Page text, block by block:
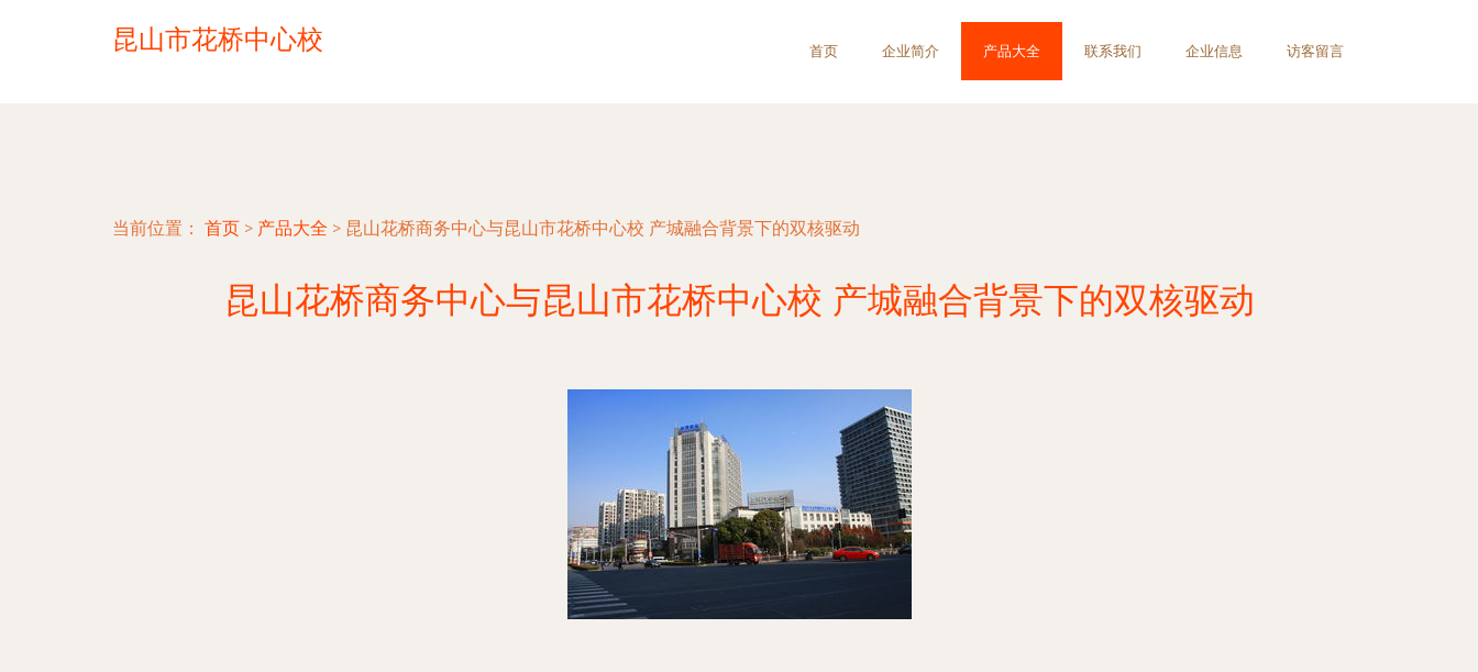
昆山市花桥中心校 首页 企业简介 产品大全 联系我们 企业信息 访客留言
当前位置： 首页 > 产品大全 > 昆山花桥商务中心与昆山市花桥中心校 产城融合背景下的双核驱动
昆山花桥商务中心与昆山市花桥中心校 产城融合背景下的双核驱动